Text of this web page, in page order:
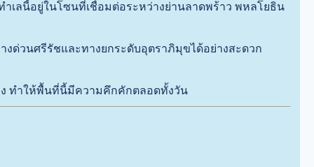
ำเลนี้อยู่ในโซนที่เชื่อมต่อระหว่างย่านลาดพร้าว พหลโยธิน
ด่วนศรีรัชและทางยกระดับอุตราภิมุขได้อย่างสะดวก
ทำให้พื้นที่นี้มีความคึกคักตลอดทั้งวัน